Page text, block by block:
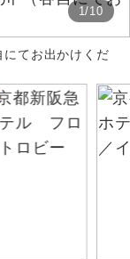
1/10
てお出かけくだ
るコースです。
ースです。
呂が付いていま
付いています。